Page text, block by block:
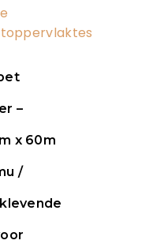
–
x 60m
/